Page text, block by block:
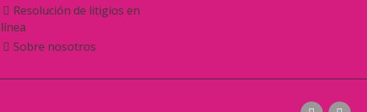
Resolución de litigios en
línea
Sobre nosotros